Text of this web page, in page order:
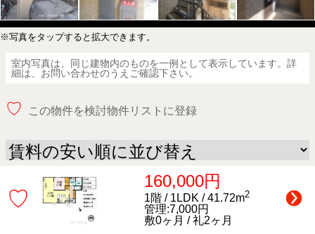
※写真をタップすると拡大できます。
室内写真は、同じ建物内のものを一例として表示しています。詳
細は、お問い合わせのうえご確認下さい。
♡ この物件を検討物件リストに登録
♡
160,000円
1階 / 1LDK / 41.72m2
管理:7,000円
敷0ヶ月 / 礼2ヶ月